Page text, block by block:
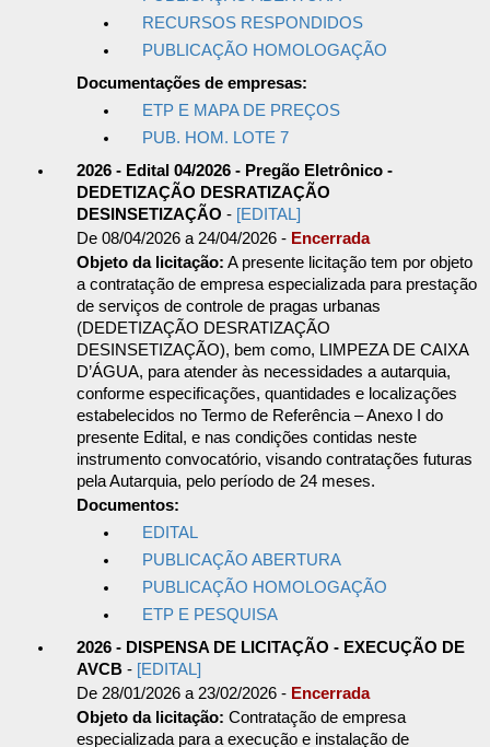
RECURSOS RESPONDIDOS
PUBLICAÇÃO HOMOLOGAÇÃO
Documentações de empresas:
ETP E MAPA DE PREÇOS
PUB. HOM. LOTE 7
2026 - Edital 04/2026 - Pregão Eletrônico -
DEDETIZAÇÃO DESRATIZAÇÃO
DESINSETIZAÇÃO - [EDITAL]
De 08/04/2026 a 24/04/2026 - Encerrada
Objeto da licitação: A presente licitação tem por objeto
a contratação de empresa especializada para prestação
de serviços de controle de pragas urbanas
(DEDETIZAÇÃO DESRATIZAÇÃO
DESINSETIZAÇÃO), bem como, LIMPEZA DE CAIXA
D’ÁGUA, para atender às necessidades a autarquia,
conforme especificações, quantidades e localizações
estabelecidos no Termo de Referência – Anexo I do
presente Edital, e nas condições contidas neste
instrumento convocatório, visando contratações futuras
pela Autarquia, pelo período de 24 meses.
Documentos:
EDITAL
PUBLICAÇÃO ABERTURA
PUBLICAÇÃO HOMOLOGAÇÃO
ETP E PESQUISA
2026 - DISPENSA DE LICITAÇÃO - EXECUÇÃO DE
AVCB - [EDITAL]
De 28/01/2026 a 23/02/2026 - Encerrada
Objeto da licitação: Contratação de empresa
especializada para a execução e instalação de